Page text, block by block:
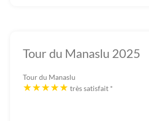
Tour du Manaslu 2025
Tour du Manaslu
très satisfait *